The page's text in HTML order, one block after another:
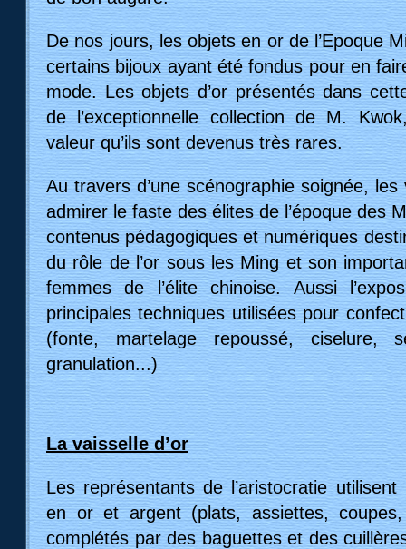
De nos jours, les objets en or de l’Epoque
certains bijoux ayant été fondus pour en
mode. Les objets d’or présentés dans
de l’exceptionnelle collection de M.
valeur qu’ils sont devenus très rares.
Au travers d’une scénographie soignée,
admirer le faste des élites de l’époque des
contenus pédagogiques et numériques
du rôle de l’or sous les Ming et son
femmes de l’élite chinoise. Aussi
principales techniques utilisées pour
(fonte, martelage repoussé, ciselure,
granulation...)
La vaisselle d’or
Les représentants de l’aristocratie utilisent
en or et argent (plats, assiettes, coupes,
complétés par des baguettes et des